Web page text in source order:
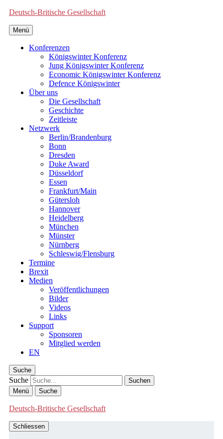
Deutsch-Britische Gesellschaft
Menü
Konferenzen
Königswinter Konferenz
Jung Königswinter Konferenz
Economic Königswinter Konferenz
Defence Königswinter
Über uns
Die Gesellschaft
Geschichte
Zeitleiste
Netzwerk
Berlin/Brandenburg
Bonn
Dresden
Duke Award
Düsseldorf
Essen
Frankfurt/Main
Gütersloh
Hannover
Heidelberg
München
Münster
Nürnberg
Schleswig/Flensburg
Termine
Brexit
Medien
Veröffentlichungen
Bilder
Videos
Links
Support
Sponsoren
Mitglied werden
EN
Suche
Suche
Menü Suche
Deutsch-Britische Gesellschaft
Schliessen